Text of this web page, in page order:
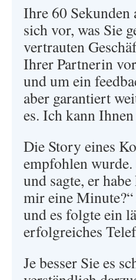
Ihre 60
sich vor, was Sie
vertrauten
Ihrer Partnerin
und um ein
aber garantiert
es. Ich kann
Die Story eines
empfohlen
und sagte, er
mir eine Minute?“
und es folgte ein
erfolgreiches
Je besser Sie es